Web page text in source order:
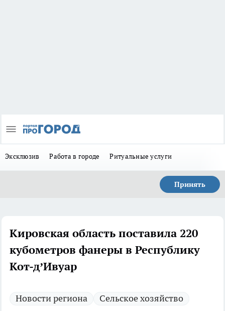
Эксклюзив Работа в городе Ритуальные услуги
Принять
Кировская область поставила 220
кубометров фанеры в Республику
Кот-д’Ивуар
Новости региона Сельское хозяйство